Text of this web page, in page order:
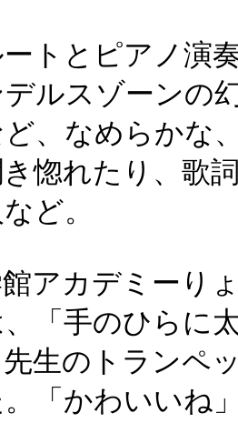
トとピアノ演
ルスゾーンの
、なめらかな
惚れたり、歌
ど。
アカデミーり
「手のひらに
先生のトランペ
「かわいいね